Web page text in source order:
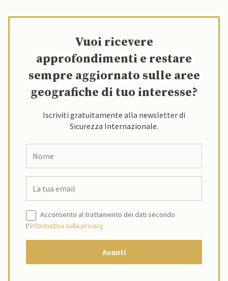
Vuoi ricevere
approfondimenti e restare
sempre aggiornato sulle aree
geografiche di tuo interesse?
Iscriviti gratuitamente alla newsletter di
Sicurezza Internazionale.
Acconsento al trattamento dei dati secondo
l’informativa sulla privacy